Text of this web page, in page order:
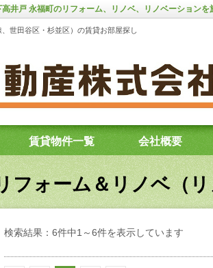
井戸 永福町のリフォーム、リノベ、リノベーションを
田谷区・杉並区）の賃貸お部屋探し
賃貸物件一覧 会社概要
ォーム＆リノベ（リ
検索結果：6件中1～6件を表示しています